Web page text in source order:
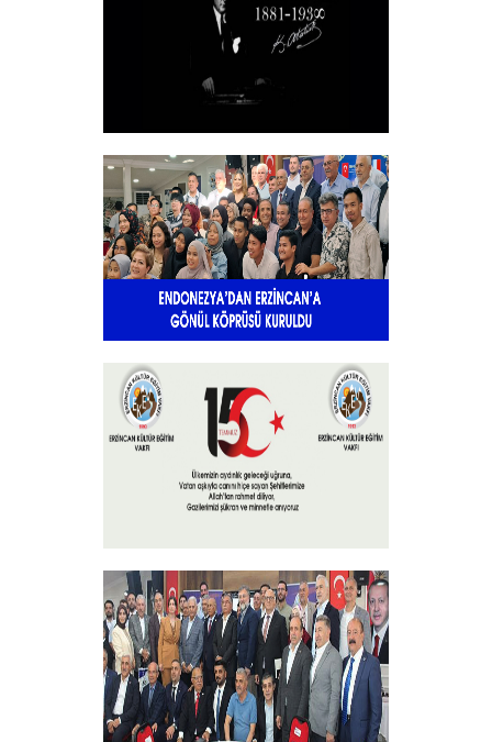
+
10 KASIM
+
Endonezya’dan Erzincan’a gönül
köprüsü
+
15 Temmuz 2025
+